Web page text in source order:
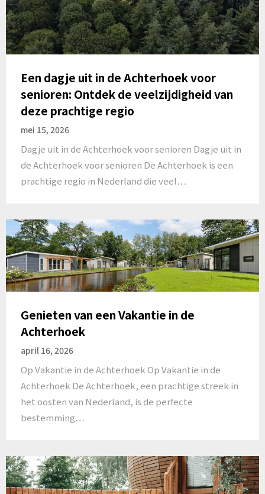
Een dagje uit in de Achterhoek voor
senioren: Ontdek de veelzijdigheid van
deze prachtige regio
mei 15, 2026
Dagje uit in de Achterhoek voor senioren Dagje uit in
de Achterhoek voor senioren De Achterhoek is een
prachtige regio in Nederland die veel…
Genieten van een Vakantie in de
Achterhoek
april 16, 2026
Op Vakantie in de Achterhoek Op Vakantie in de
Achterhoek De Achterhoek, een prachtige streek in
het oosten van Nederland, is de perfecte
bestemming…